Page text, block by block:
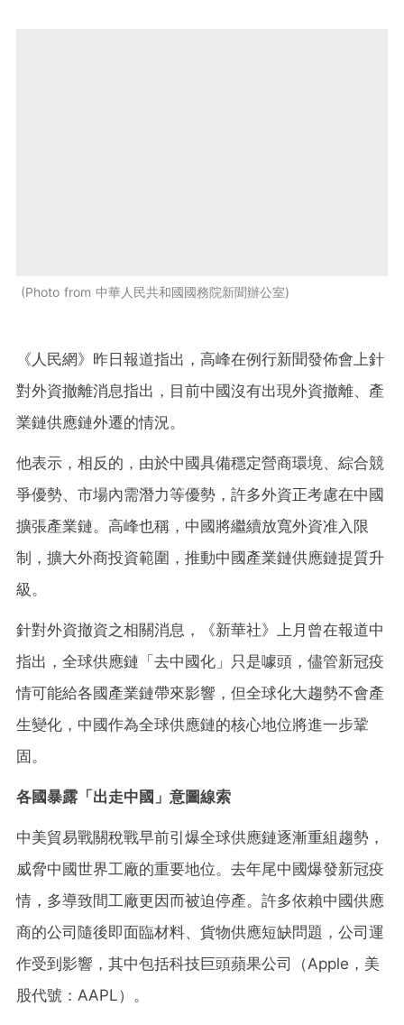
Photo from 中華人民共和國國務院新聞辦公室
《人民網》昨日報道指出，高峰在例行新聞發佈會上針
對外資撤離消息指出，目前中國沒有出現外資撤離、產
業鏈供應鏈外遷的情況。
他表示，相反的，由於中國具備穩定營商環境、綜合競
爭優勢、市場內需潛力等優勢，許多外資正考慮在中國
擴張產業鏈。高峰也稱，中國將繼續放寬外資准入限
制，擴大外商投資範圍，推動中國產業鏈供應鏈提質升
級。
針對外資撤資之相關消息，《新華社》上月曾在報道中
指出，全球供應鏈「去中國化」只是噱頭，儘管新冠疫
情可能給各國產業鏈帶來影響，但全球化大趨勢不會產
生變化，中國作為全球供應鏈的核心地位將進一步鞏
固。
各國暴露「出走中國」意圖線索
中美貿易戰關稅戰早前引爆全球供應鏈逐漸重組趨勢，
威脅中國世界工廠的重要地位。去年尾中國爆發新冠疫
情，多導致間工廠更因而被迫停產。許多依賴中國供應
商的公司隨後即面臨材料、貨物供應短缺問題，公司運
作受到影響，其中包括科技巨頭蘋果公司（Apple，美
股代號：AAPL）。